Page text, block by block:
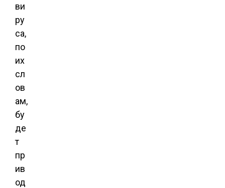
ви
ру
са,
по
их
сл
ов
ам,
бу
де
т
пр
ив
од